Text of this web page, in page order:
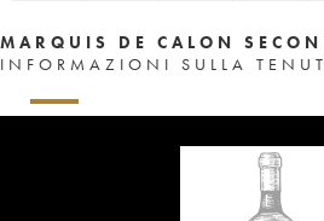
MARQUIS DE CALON
INFORMAZIONI SULLA